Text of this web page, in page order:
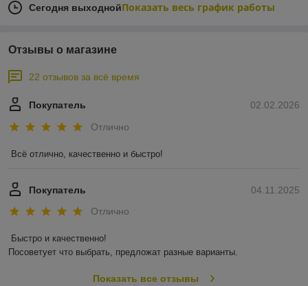
Сегодня выходнойПоказать весь график работы
Отзывы о магазине
22 отзывов за всё время
02.02.2026
Покупатель
Отлично
Всё отлично, качественно и быстро!
04.11.2025
Покупатель
Отлично
Быстро и качественно!
Посоветует что выбрать, предложат разные варианты.
Показать все отзывы